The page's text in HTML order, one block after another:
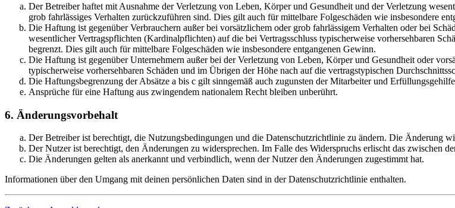
Der Betreiber haftet mit Ausnahme der Verletzung von Leben, Körper und Gesundheit und der Verletzung
grob fahrlässiges Verhalten zurückzuführen sind. Dies gilt auch für mittelbare Folgeschäden wie insbesondere
Die Haftung ist gegenüber Verbrauchern außer bei vorsätzlichem oder grob fahrlässigem Verhalten oder bei
wesentlicher Vertragspflichten (Kardinalpflichten) auf die bei Vertragsschluss typischerweise vorhersehbaren
begrenzt. Dies gilt auch für mittelbare Folgeschäden wie insbesondere entgangenen Gewinn.
Die Haftung ist gegenüber Unternehmern außer bei der Verletzung von Leben, Körper und Gesundheit oder
typischerweise vorhersehbaren Schäden und im Übrigen der Höhe nach auf die vertragstypischen
Die Haftungsbegrenzung der Absätze a bis c gilt sinngemäß auch zugunsten der Mitarbeiter und
Ansprüche für eine Haftung aus zwingendem nationalem Recht bleiben unberührt.
6. Änderungsvorbehalt
Der Betreiber ist berechtigt, die Nutzungsbedingungen und die Datenschutzrichtlinie zu ändern. Die Änderung
Der Nutzer ist berechtigt, den Änderungen zu widersprechen. Im Falle des Widerspruchs erlischt das zwischen
Die Änderungen gelten als anerkannt und verbindlich, wenn der Nutzer den Änderungen zugestimmt hat.
Informationen über den Umgang mit deinen persönlichen Daten sind in der Datenschutzrichtlinie enthalten.